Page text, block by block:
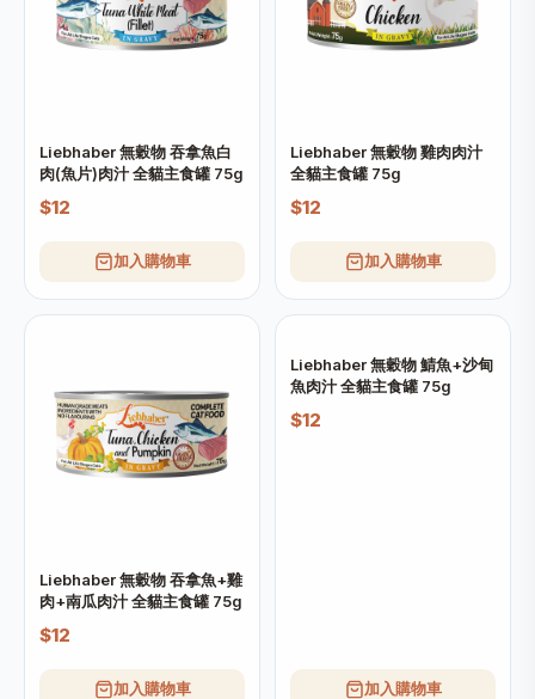
Liebhaber 無穀物 吞拿魚白
肉(魚片)肉汁 全貓主食罐 75g
$12
加入購物車
Liebhaber 無穀物 雞肉肉汁
全貓主食罐 75g
$12
加入購物車
Liebhaber 無穀物 吞拿魚+雞
肉+南瓜肉汁 全貓主食罐 75g
$12
加入購物車
Liebhaber 無穀物 鯖魚+沙甸
魚肉汁 全貓主食罐 75g
$12
加入購物車